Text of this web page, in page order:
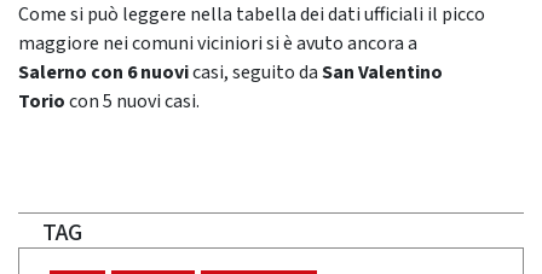
Come si può leggere nella tabella dei dati ufficiali il picco
maggiore nei comuni viciniori si è avuto ancora a
Salerno con 6 nuovicasi, seguito daSan Valentino
Toriocon 5 nuovi casi.
TAG